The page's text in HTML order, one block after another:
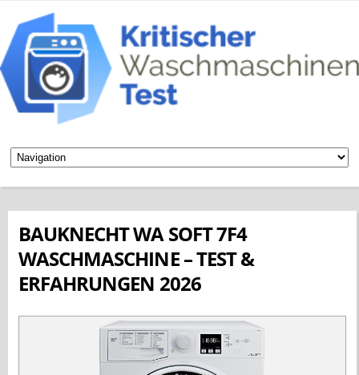
BAUKNECHT WA SOFT 7F4
WASCHMASCHINE – TEST &
ERFAHRUNGEN 2026